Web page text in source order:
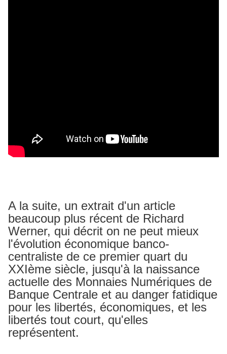
A la suite, un extrait d'un article
beaucoup plus récent de Richard
Werner, qui décrit on ne peut mieux
l'évolution économique banco-
centraliste de ce premier quart du
XXIème siècle, jusqu'à la naissance
actuelle des Monnaies Numériques de
Banque Centrale et au danger fatidique
pour les libertés, économiques, et les
libertés tout court, qu'elles
représentent.